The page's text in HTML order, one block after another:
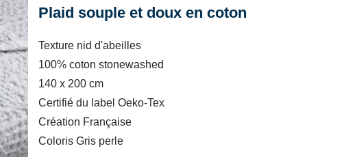
Plaid souple et doux en coton
Texture nid d'abeilles
100% coton stonewashed
140 x 200 cm
Certifié du label Oeko-Tex
Création Française
Coloris Gris perle